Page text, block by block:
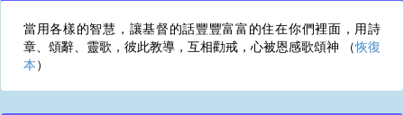
當用各樣的智慧，讓基督的話豐豐富富的住在你們裡面，用詩
章、頌辭、靈歌，彼此教導，互相勸戒，心被恩感歌頌神 （恢復
本）